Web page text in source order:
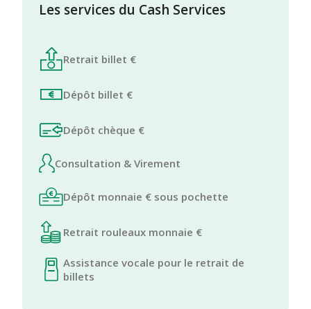
Les services du Cash Services
Retrait billet €
Dépôt billet €
Dépôt chèque €
Consultation & Virement
Dépôt monnaie € sous pochette
Retrait rouleaux monnaie €
Assistance vocale pour le retrait de
billets